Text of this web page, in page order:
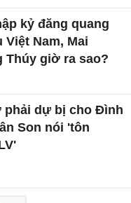
kỷ đăng quang
Việt Nam, Mai
Thúy giờ ra sao?
phải dự bị cho Đình
Son nói 'tôn